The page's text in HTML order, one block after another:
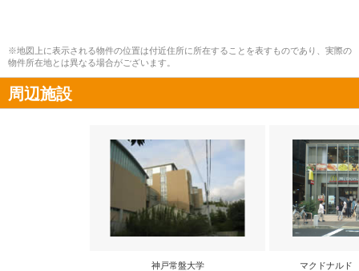
※地図上に表示される物件の位置は付近住所に所在することを表すものであり、実際の
物件所在地とは異なる場合がございます。
周辺施設
神戸常盤大学 マクドナルド